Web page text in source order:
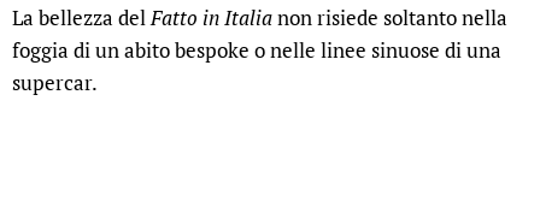
La bellezza delFatto in Italianon risiede soltanto nella
foggia di un abito bespoke o nelle linee sinuose di una
supercar.